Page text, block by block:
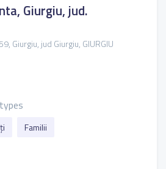
Giurgiu, jud.
Giurgiu, jud Giurgiu, GIURGIU
Familii